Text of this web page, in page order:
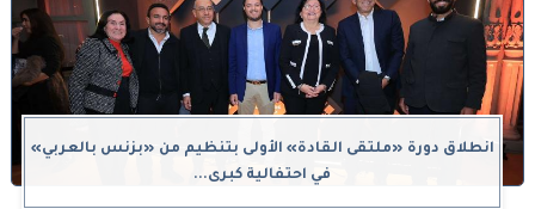
انطلاق دورة «ملتقى القادة» الأولى بتنظيم من «بزنس بالعربي»
في احتفالية كبرى...